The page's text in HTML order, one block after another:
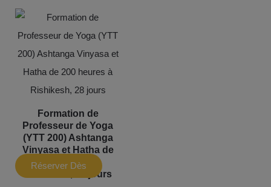
Formation de
Professeur de Yoga
(YTT 200) Ashtanga
Vinyasa et Hatha de
200 heures à
Rishikesh, 28 jours
Réserver Dès